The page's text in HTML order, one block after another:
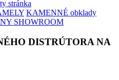
stránka
KAMENNÉ obklady
SHOWROOM
DISTRÚTORA NA